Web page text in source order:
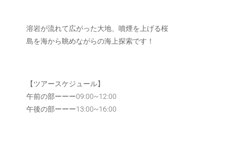
溶岩が流れて広がった大地、噴煙を上げる桜
島を海から眺めながらの海上探索です！
【ツアースケジュール】
午前の部ーーー09:00~12:00
午後の部ーーー13:00~16:00